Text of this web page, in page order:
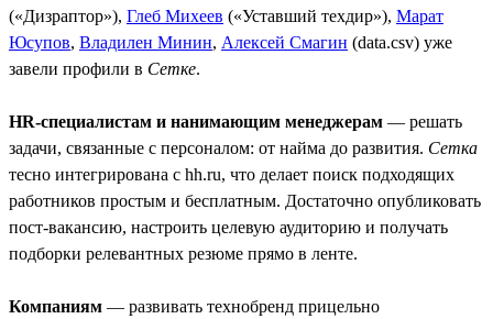
(«Дизраптор»), Глеб Михеев («Уставший техдир»), Марат
Юсупов, Владилен Минин, Алексей Смагин (data.csv) уже
завели профили в Сетке.
HR-специалистам и нанимающим менеджерам — решать
задачи, связанные с персоналом: от найма до развития. Сетка
тесно интегрирована с hh.ru, что делает поиск подходящих
работников простым и бесплатным. Достаточно опубликовать
пост-вакансию, настроить целевую аудиторию и получать
подборки релевантных резюме прямо в ленте.
Компаниям — развивать технобренд прицельно